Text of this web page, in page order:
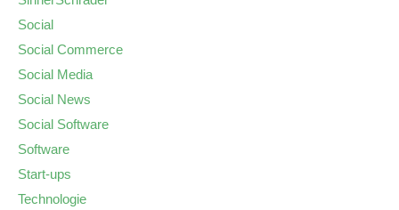
Social
Social Commerce
Social Media
Social News
Social Software
Software
Start-ups
Technologie